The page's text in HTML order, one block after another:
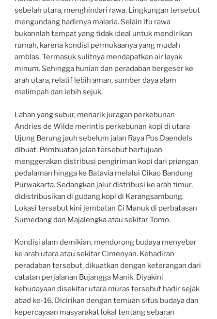
sebelah utara, menghindari rawa. Lingkungan tersebut
mengundang hadirnya malaria. Selain itu rawa
bukannlah tempat yang tidak ideal untuk mendirikan
rumah, karena kondisi permukaanya yang mudah
amblas. Termasuk sulitnya mendapatkan air layak
minum. Sehingga hunian dan peradaban bergeser ke
arah utara, relatif lebih aman, sumber daya alam
melimpah dan lebih sejuk.
Lahan yang subur, menarik juragan perkebunan
Andries de Wilde merintis perkebunan kopi di utara
Ujung Berung jauh sebelum jalan Raya Pos Daendels
dibuat. Pembuatan jalan tersebut bertujuan
menggerakan distribusi pengiriman kopi dari priangan
pedalaman hingga ke Batavia melalui Cikao Bandung
Purwakarta. Sedangkan jalur distribusi ke arah timur,
didistribusikan di gudang kopi di Karangsambung.
Lokasi tersebut kini jembatan Ci Manuk di perbatasan
Sumedang dan Majalengka atau sekitar Tomo.
Kondisi alam demikian, mendorong budaya menyebar
ke arah utara atau sekitar Cimenyan. Kehadiran
peradaban tersebut, dikuatkan dengan keterangan dari
catatan perjalanan Bujangga Manik. Diyakini
kebudayaan disekitar utara muras tersebut hadir sejak
abad ke-16. Dicirikan dengan temuan situs budaya dan
kepercayaan masyarakat lokal tentang sebaran